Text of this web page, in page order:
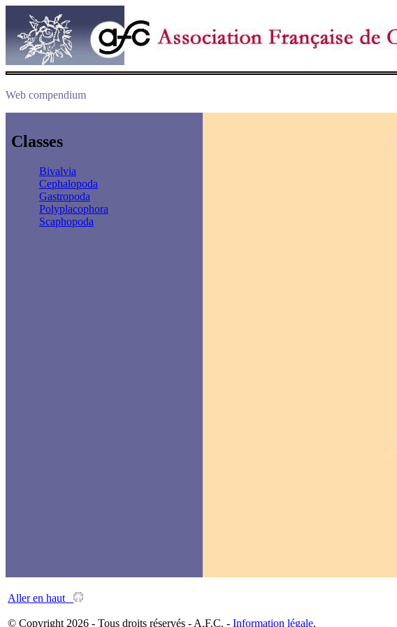
Web compendium
Classes
Bivalvia
Cephalopoda
Gastropoda
Polyplacophora
Scaphopoda
Aller en haut
© Copyright 2026 - Tous droits réservés - A.F.C. - Information légale.